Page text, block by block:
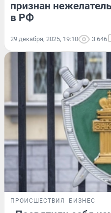
признан
в РФ
29 декабря, 2025, 19:10 3 646
ПРОИСШЕСТВИЯ БИЗНЕС